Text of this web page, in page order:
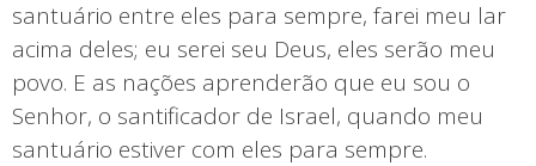
santuário entre eles para sempre, farei meu lar
acima deles; eu serei seu Deus, eles serão meu
povo. E as nações aprenderão que eu sou o
Senhor, o santificador de Israel, quando meu
santuário estiver com eles para sempre.